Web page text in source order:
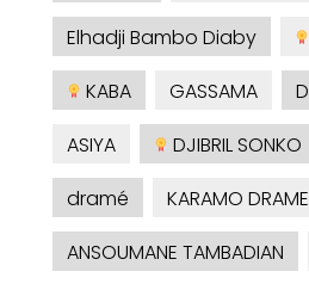
Elhadji Bambo Diaby
KABA
GASSAMA
ASIYA
DJIBRIL SONKO
dramé
KARAMO DRAME
ANSOUMANE TAMBADIAN